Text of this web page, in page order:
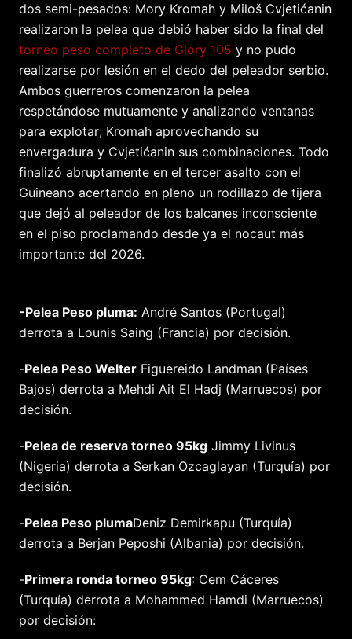
dos semi-pesados: Mory Kromah y Miloš Cvjetićanin
realizaron la pelea que debió haber sido la final del
torneo peso completo de Glory 105 y no pudo
realizarse por lesión en el dedo del peleador serbio.
Ambos guerreros comenzaron la pelea
respetándose mutuamente y analizando ventanas
para explotar; Kromah aprovechando su
envergadura y Cvjetićanin sus combinaciones. Todo
finalizó abruptamente en el tercer asalto con el
Guineano acertando en pleno un rodillazo de tijera
que dejó al peleador de los balcanes inconsciente
en el piso proclamando desde ya el nocaut más
importante del 2026.
-Pelea Peso pluma: André Santos (Portugal)
derrota a Lounis Saing (Francia) por decisión.
-Pelea Peso Welter Figuereido Landman (Países
Bajos) derrota a Mehdi Ait El Hadj (Marruecos) por
decisión.
-Pelea de reserva torneo 95kg Jimmy Livinus
(Nigeria) derrota a Serkan Ozcaglayan (Turquía) por
decisión.
-Pelea Peso plumaDeniz Demirkapu (Turquía)
derrota a Berjan Peposhi (Albania) por decisión.
-Primera ronda torneo 95kg: Cem Cáceres
(Turquía) derrota a Mohammed Hamdi (Marruecos)
por decisión: